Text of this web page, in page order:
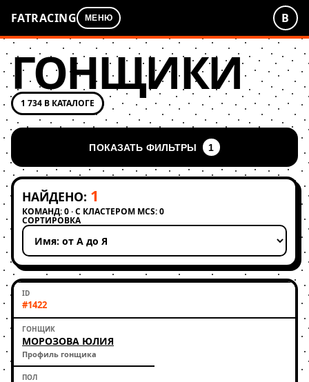
FATRACING МЕНЮ В
ГОНЩИКИ
1 734 В КАТАЛОГЕ
ПОКАЗАТЬ ФИЛЬТРЫ 1
НАЙДЕНО: 1
КОМАНД: 0 · С КЛАСТЕРОМ MCS: 0
СОРТИРОВКА
Применить сортировку
#1422
МОРОЗОВА ЮЛИЯ
Профиль гонщика